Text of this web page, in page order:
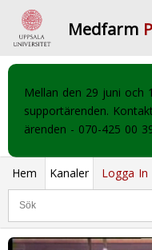
Medfarm
Mellan den 29 juni och
supportärenden.
ärenden - 070-425 00
Hem Kanaler Logga In